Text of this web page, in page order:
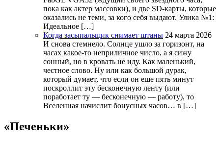
пока как актер массовки), и две SD-карты, которые
оказались не теми, за кого себя выдают. Улика №1:
Идеальное […]
Когда засыпальщик снимает штаны 24 марта 2026
И снова стемнело. Солнце ушло за горизонт, на
часах какое-то неприличное число, а я сижу
сонный, но в кровать не иду. Как маленький,
честное слово. Ну или как большой дурак,
который думает, что если он еще пять минут
поскроллит эту бесконечную ленту (или
поработает ту — бесконечную — работу), то
Вселенная начислит бонусных часов… в […]
«Печеньки»